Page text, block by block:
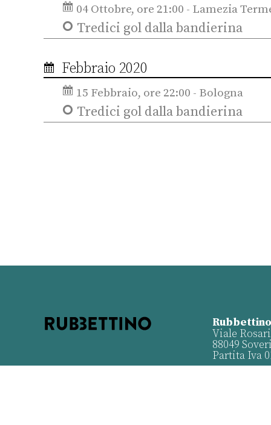
04 Ottobre, ore 21:00 - Lamezia
Tredici gol dalla bandierina
Febbraio 2020
15 Febbraio, ore 22:00 - Bologna
Tredici gol dalla bandierina
Viale
88049
Partita Iva